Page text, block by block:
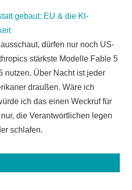
gebaut: EU & die KI-
dürfen nur noch US-
stärkste Modelle Fable 5
nutzen. Über Nacht ist jeder
draußen. Wäre ich
ich das einen Weckruf für
die Verantwortlichen legen
schlafen.